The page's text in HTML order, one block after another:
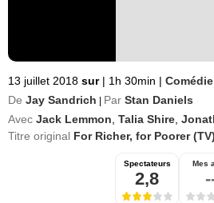
13 juillet 2018 sur | 1h 30min | Comédie
De Jay Sandrich Par Stan Daniels
Avec Jack Lemmon Talia Shire
Titre original For Richer, for Poorer (TV)
Spectateurs
2,8
Mes